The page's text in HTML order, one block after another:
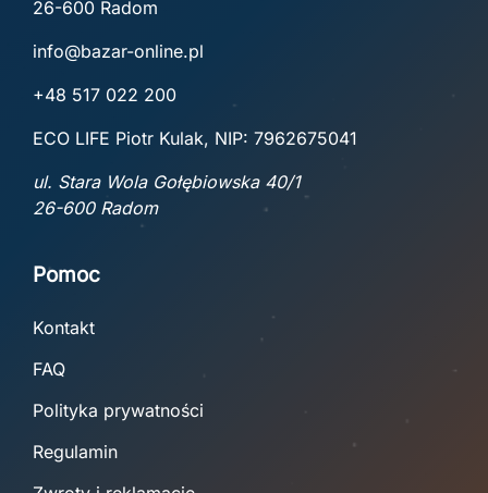
26-600 Radom
info@bazar-online.pl
+48 517 022 200
ECO LIFE Piotr Kulak, NIP: 7962675041
ul. Stara Wola Gołębiowska 40/1
26-600 Radom
Pomoc
Kontakt
FAQ
Polityka prywatności
Regulamin